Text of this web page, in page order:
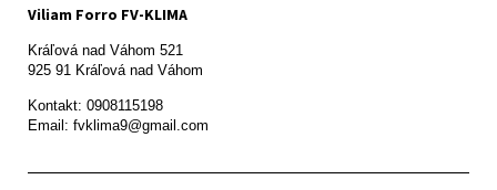
Viliam Forro FV-KLIMA
Kráľová nad Váhom 521
Kontakt: 0908115198
Email: fvklima9@gmail.com